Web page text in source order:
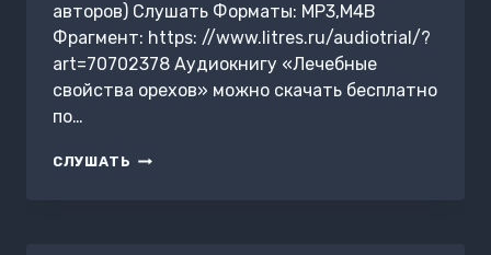
авторов) Слушать Форматы: MP3,M4B
Фрагмент: https: //www.litres.ru/audiotrial/?
art=70702378 Аудиокнигу «Лечебные
свойства орехов» можно скачать бесплатно
по…
СЛУШАТЬ ЛЕЧЕБНЫЕ